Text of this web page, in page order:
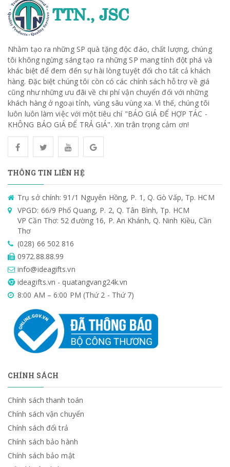
Nhằm tạo ra những SP quà tặng độc đáo, chất lượng, chúng
tôi không ngừng sáng tạo ra những SP mang tính đột phá và
khác biệt để đem đến sự hài lòng tuyệt đối cho tất cả khách
hàng. Đặc biệt chúng tôi còn có các chính sách hỗ trợ về giá
cũng như những ưu đãi về chi phí vận chuyển đối với những
khách hàng ở ngoại tỉnh, vùng sâu vùng xa. Vì thế, chúng tôi
luôn luôn làm việc với một tiêu chí "BÁO GIÁ ĐỂ HỢP TÁC -
KHÔNG BÁO GIÁ ĐỂ TRẢ GIÁ". Xin trân trọng cảm ơn!
THÔNG TIN LIÊN HỆ
Trụ sở chính: 91/1 Nguyên Hồng, P. 1, Q. Gò Vấp, Tp. HCM
VPGD: 66/9 Phổ Quang, P. 2, Q. Tân Bình, Tp. HCM
VP Cần Thơ: 52 đường 16, P. An Khánh, Q. Ninh Kiều, Cần
Thơ
(028) 66 502 816
0972.88.88.99
info@ideagifts.vn
ideagifts.vn - quatangvang24k.vn
8:00 AM – 6:00 PM (Thứ 2 - Thứ 7)
CHÍNH SÁCH
Chính sách thanh toán
Chính sách vận chuyển
Chính sách đổi trả
Chính sách bảo hành
Chính sách bảo mật